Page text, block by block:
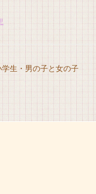
生・男の子と女の子